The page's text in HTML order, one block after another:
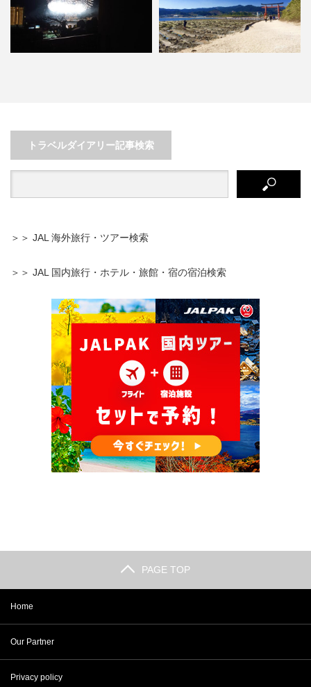
トラベルダイアリー記事検索
＞＞ JAL 海外旅行・ツアー検索
＞＞ JAL 国内旅行・ホテル・旅館・宿の宿泊検索
PAGE TOP
Home
Our Partner
Privacy policy